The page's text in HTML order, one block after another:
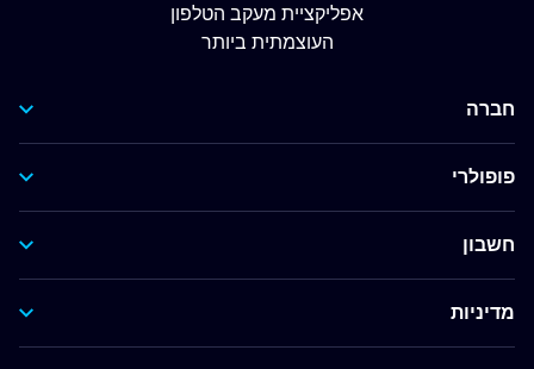
אפליקציית מעקב הטלפון
העוצמתית ביותר
חברה
פופולרי
חשבון
מדיניות